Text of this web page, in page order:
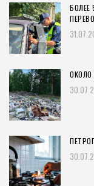
БОЛЕЕ
ОКОЛО